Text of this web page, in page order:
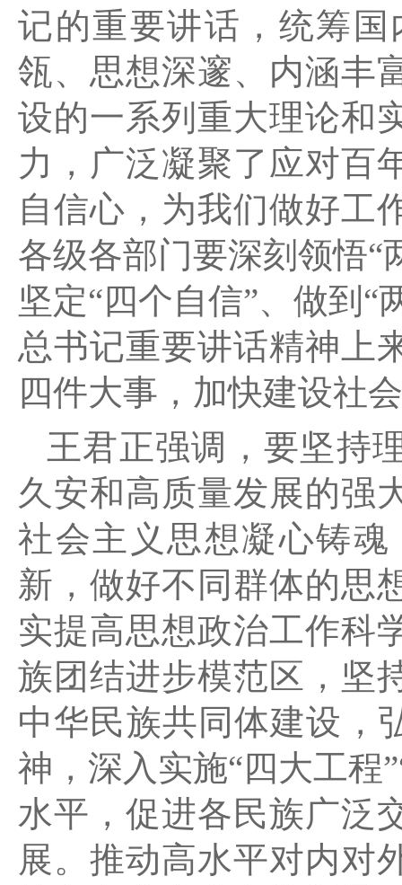
记的重要讲话，统筹
瓴、思想深邃、内涵丰
设的一系列重大理论和
力，广泛凝聚了应对百
自信心，为我们做好工
各级各部门要深刻领悟“
坚定“四个自信”、做到
总书记重要讲话精神上
四件大事，加快建设社
王君正强调，要坚持
久安和高质量发展的强
社会主义思想凝心铸
新，做好不同群体的思
实提高思想政治工作科
族团结进步模范区，坚
中华民族共同体建设，
神，深入实施“四大工程
水平，促进各民族广泛
展。推动高水平对内对